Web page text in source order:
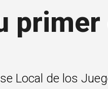
Local de los